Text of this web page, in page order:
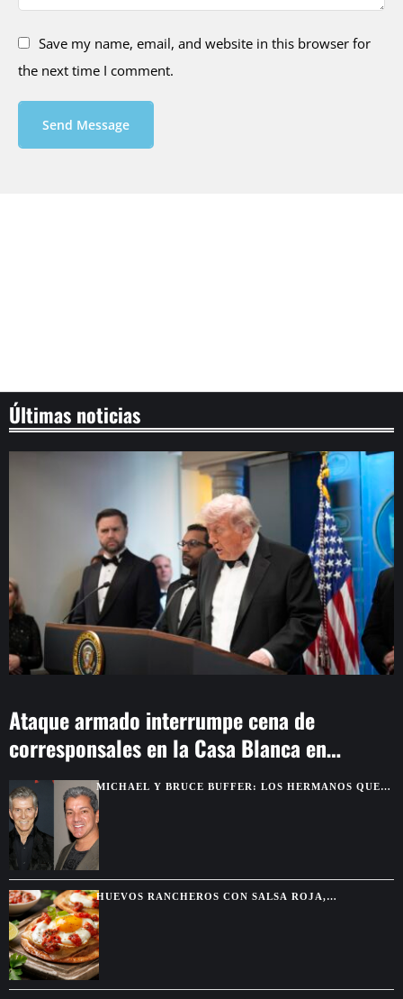
Save my name, email, and website in this browser for
the next time I comment.
Send Message
Últimas noticias
Ataque armado interrumpe cena de
corresponsales en la Casa Blanca en
WashingtonMICHAEL Y BRUCE BUFFER: LOS HERMANOS QUE
SE DESCUBRIERON GRACIAS A UNA PELEA POR
TELEVISIÓN
HUEVOS RANCHEROS CON SALSA ROJA,
TORTILLAS DORADAS Y SABOR DE DESAYUNO
MEXICANO